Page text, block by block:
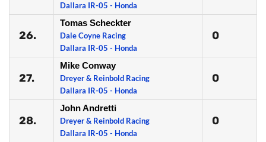
Dallara IR-05 - Honda
26.
Tomas Scheckter
Dale Coyne Racing
Dallara IR-05 - Honda
0
27.
Mike Conway
Dreyer & Reinbold Racing
Dallara IR-05 - Honda
0
28.
John Andretti
Dreyer & Reinbold Racing
Dallara IR-05 - Honda
0